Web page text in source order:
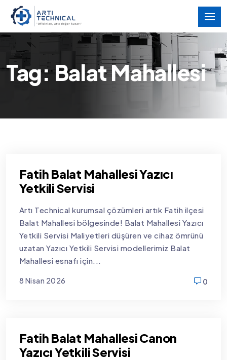
Tag: Balat Mahallesi
Fatih Balat Mahallesi Yazıcı
Yetkili Servisi
Artı Technical kurumsal çözümleri artık Fatih ilçesi
Balat Mahallesi bölgesinde! Balat Mahallesi Yazıcı
Yetkili Servisi Maliyetleri düşüren ve cihaz ömrünü
uzatan Yazıcı Yetkili Servisi modellerimiz Balat
Mahallesi esnafı için...
8 Nisan 2026
0
Fatih Balat Mahallesi Canon
Yazıcı Yetkili Servisi